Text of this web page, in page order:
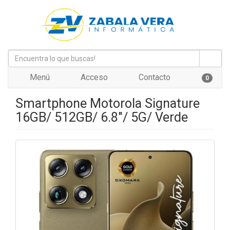
Menú Acceso Contacto 0
Smartphone Motorola Signature
16GB/ 512GB/ 6.8"/ 5G/ Verde